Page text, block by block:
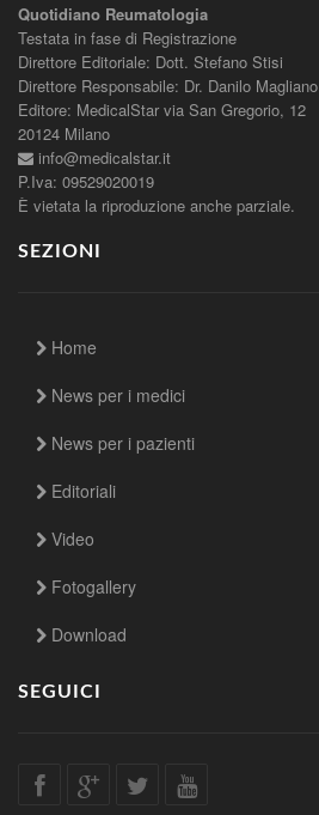
Quotidiano Reumatologia
Testata in fase di Registrazione
Direttore Editoriale: Dott. Stefano Stisi
Direttore Responsabile: Dr. Danilo Magliano
Editore: MedicalStar via San Gregorio, 12
20124 Milano
info@medicalstar.it
P.Iva: 09529020019
È vietata la riproduzione anche parziale.
SEZIONI
Home
News per i medici
News per i pazienti
Editoriali
Video
Fotogallery
Download
SEGUICI